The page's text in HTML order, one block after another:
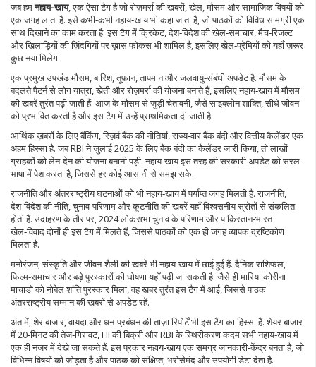
जब हमनहाय-खाय,एक ऐसा टैग है जो रोज़मर्रा की खबरों, खेल, मौसम और सामाजिक विषयों को
एक जगह लाता है. इसे कभी‑कभीनहाय‑खायभी कहा जाता है, जो पाठकों को विविध सामग्री एक
साथ दिखाने का काम करता है. इस टैग मेंक्रिकेट,देश‑विदेश की खेल‑समाचार, मैच‑रिजल्ट
और खिलाड़ियों की ज़िंदगियों पर ख़ास फोकसभी शामिल है, इसलिए खेल‑प्रेमियों को यहाँ ज़रूर
कुछ नया मिलेगा.
एक प्रमुख उपखंडमौसम,बारिश, तूफ़ान, तापमान और जलवायु‑संबंधी अपडेटहै. मौसम के
बदलते पैटर्न से लोग यात्रा, खेती और रोज़मर्रा की योजना बनाते हैं, इसलिए नहाय‑खाय में मौसम
की खबरें तुरंत पढ़ी जाती हैं. आज के मौसम से जुड़ी चेतावनी, जैसे साइक्लोन शाक्ति, सीधे जीवन
को प्रभावित करती है और इस टैग में उन्हें प्राथमिकता दी जाती है.
आर्थिक ख़बरों के लिएबैंकिंग,रिज़र्व बैंक की नीतियां, राज्य‑वार बैंक बंदी और वित्तीय कैलेंडरएक
अहम हिस्सा है. जब RBI ने जुलाई 2025 के लिए बैंक बंदी का कैलेंडर जारी किया, तो लाखों
ग्राहकों को लेन‑देन की योजना बनानी पड़ी. नहाय‑खाय इस तरह की सरकारी अपडेट को सरल
भाषा में पेश करता है, जिससे हर कोई आसानी से समझ सके.
राजनीति और अंतरराष्ट्रीय घटनाओं को भी नहाय‑खाय में पर्याप्त जगह मिलती है.राजनीति,
देश‑विदेश की नीति, चुनाव‑परिणाम और कूटनीति की खबरेंयहाँ विश्वसनीय स्रोतों से संकलित
होती हैं. उदाहरण के तौर पर, 2024 लोकसभा चुनाव के परिणाम और पाकिस्तान‑भारत
खेल‑विवाद दोनों ही इस टैग में मिलते हैं, जिससे पाठकों को एक ही जगह व्यापक द्रष्टिकोण
मिलता है.
मनोरंजन, संस्कृति और जीवन‑शैली की खबरें भी नहाय‑खाय में छाई हुई हैं. दैनिक राशिफल,
फिल्म‑समाचार और बड़े पुरस्कारों की घोषणा यहाँ पढ़ी जा सकती है. जैसे ही मारिया कोरीना
माचाडो को नोबेल शांति पुरस्कार मिला, वह खबर तुरंत इस टैग में आई, जिससे पाठक
अंतरराष्ट्रीय सम्मान की खबरों से अपडेट रहें.
अंत में, शेर बाजार, वायदा और धन‑प्रबंधन की ताज़ा रिपोर्टें भी इस टैग का हिस्सा हैं. शेयर बाजार
में 20‑मिनट की तेज‑गिरावट, FII की बिक्री और RBI के स्थिरीकरण कदम सभी नहाय‑खाय में
एक ही नजर में देखे जा सकते हैं. इस प्रकार नहाय‑खाय एक समग्र जानकारी‑केंद्र बनता है, जो
विभिन्न विषयों को जोड़ता है और पाठक को संक्षिप्त, भरोसेमंद और उपयोगी डेटा देता है.